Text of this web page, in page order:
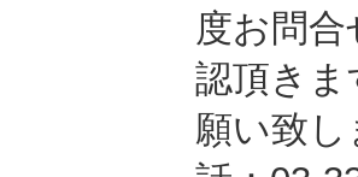
度お問
認頂き
願い致